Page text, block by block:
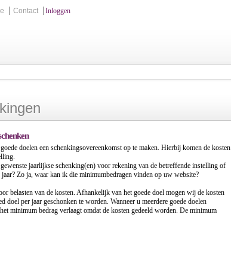
Contact Inloggen
doelen een schenkingsovereenkomst op te maken. Hierbij komen de kosten
jaarlijkse schenking(en) voor rekening van de betreffende instelling of
Zo ja, waar kan ik die minimumbedragen vinden op uw website?
belasten van de kosten. Afhankelijk van het goede doel mogen wij de kosten
per jaar geschonken te worden. Wanneer u meerdere goede doelen
minimum bedrag verlaagt omdat de kosten gedeeld worden. De minimum